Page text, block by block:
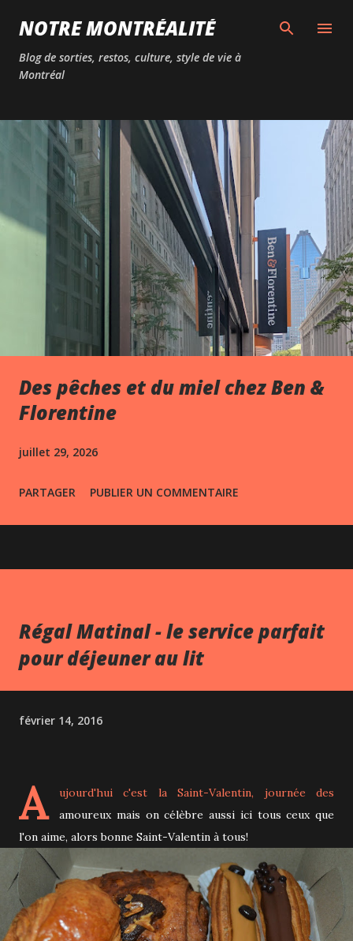
Passer au contenu principal
NOTRE MONTRÉALITÉ
Blog de sorties, restos, culture, style de vie à
Montréal
Des pêches et du miel chez Ben &
Florentine
juillet 29, 2026
PARTAGER PUBLIER UN COMMENTAIRE
Régal Matinal - le service parfait
pour déjeuner au lit
février 14, 2016
A
ujourd'hui c'est la Saint-Valentin, journée des
amoureux mais on célèbre aussi ici tous ceux que
l'on aime, alors bonne Saint-Valentin à tous!